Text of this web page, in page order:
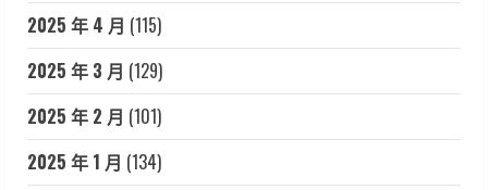
2025 年 4 月 (115)
2025 年 3 月 (129)
2025 年 2 月 (101)
2025 年 1 月 (134)